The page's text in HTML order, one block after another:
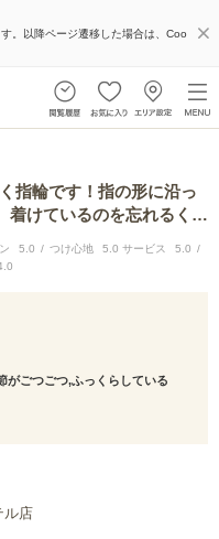
。以降ページ遷移した場合は、Coo
指輪です！指の形に沿っ
着けているのを忘れるくら
5.0 つけ心地 5.0 サービス
5.0
がごつごつ,ふっくらしている
ル店